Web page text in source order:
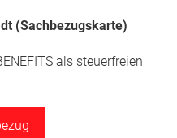
(Sachbezugskarte)
als steuerfreien